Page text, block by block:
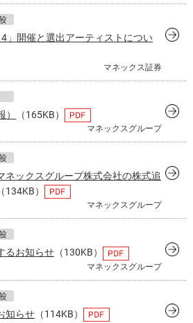
」開催と選出アーティストについ
マネックス証券
（165KB）
マネックスグループ
ネックスグループ株式会社の株式追
（134KB）
マネックスグループ
るお知らせ （130KB）
マネックスグループ
知らせ （114KB）